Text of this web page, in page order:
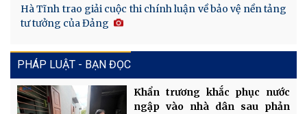
Hà Tĩnh trao giải cuộc thi chính luận về bảo vệ nền tảng
tư tưởng của Đảng
PHÁP LUẬT - BẠN ĐỌC
Khẩn trương khắc phục nước
ngập vào nhà dân sau phản